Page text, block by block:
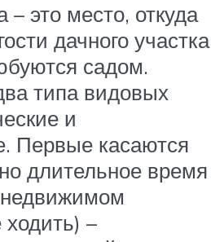
– это место, откуда
дачного участка
садом.
типа видовых
и
Первые касаются
длительное время
ходить) –